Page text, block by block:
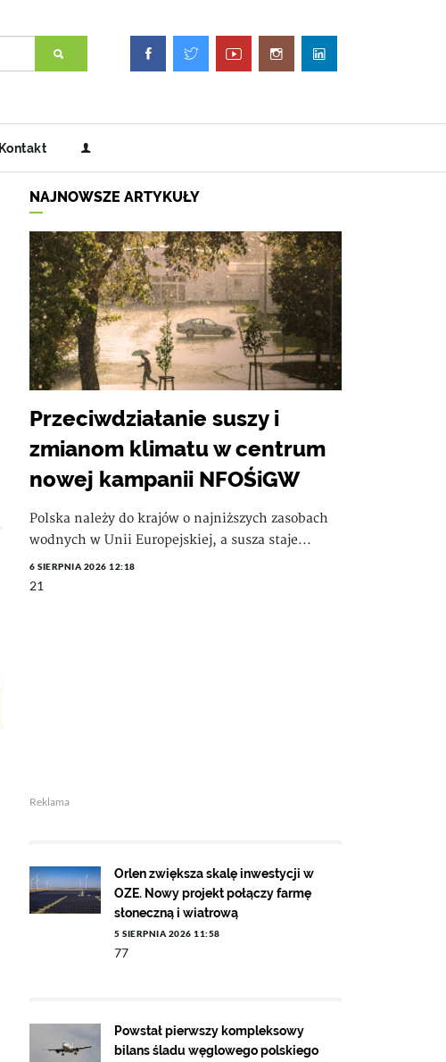
Kontakt
NAJNOWSZE ARTYKUŁY
Przeciwdziałanie suszy i
zmianom klimatu w centrum
nowej kampanii NFOŚiGW
Polska należy do krajów o najniższych zasobach
wodnych w Unii Europejskiej, a susza staje...
6 SIERPNIA 2026 12:18
21
Reklama
Orlen zwiększa skalę inwestycji w
OZE. Nowy projekt połączy farmę
słoneczną i wiatrową
5 SIERPNIA 2026 11:58
77
Powstał pierwszy kompleksowy
bilans śladu węglowego polskiego